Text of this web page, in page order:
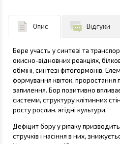
Опис Відгуки
Бере участь у синтезі та
окисно-відновних реакціях,
обміні, синтезі фітогормонів.
формування квіток, проростання
запилення. Бор позитивно
системи, структуру клітинних
росту рослин. ягідні культури.
Дефіцит бору у ріпаку
стручків і насіння в них,